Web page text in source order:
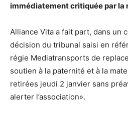
immédiatement critiquée par la
Alliance Vita a fait part, dans un
décision du tribunal saisi en
régie Mediatransports de
soutien à la paternité et à la
retirées jeudi 2 janvier sans
alerter l’association».